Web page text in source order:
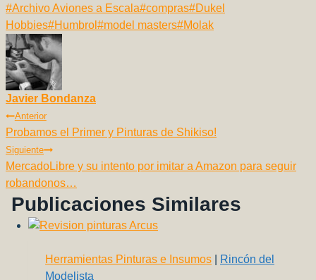
c
e
b
o
o
k
ail at
p
p
e
er d
Etiquetas
de
la
entrada:
#Archivo Aviones a Escala#compras#Dukel
Hobbies#Humbrol #model masters#Molak
Javier Bondanza
Navegación
De
Entradas
Anterior
Probamos el Primer y Pinturas de Shikiso!
Siguiente
MercadoLibre y su intento por imitar a Amazon para seguir
robandonos…
Publicaciones Similares
Herramientas Pinturas e Insumos
Rincón del
Modelista